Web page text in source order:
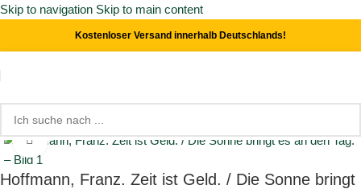
Skip to navigation Skip to main content
Kostenloser Versand innerhalb Deutschlands!
Start/ Kinder- & Jugendbücher
Click to enlarge
Hoffmann, Franz. Zeit ist Geld. / Die Sonne bringt